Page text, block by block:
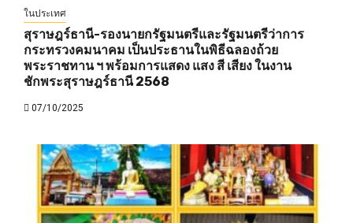
ในประเทศ
สุราษฎร์ธานี-รองนายกรัฐมนตรีและรัฐมนตรีว่าการ
กระทรวงคมนาคม เป็นประธานในพิธีฉลองถ้วย
พระราชทาน ฯ พร้อมการแสดง แสง สี เสียง ในงาน
ชักพระสุราษฎร์ธานี 2568
07/10/2025